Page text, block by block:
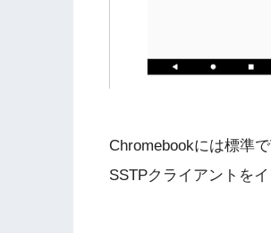
Chromebookには標準
SSTPクライアントを